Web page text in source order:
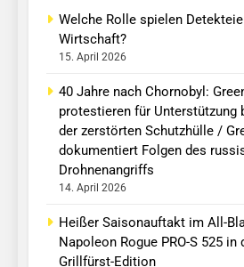
Welche Rolle spielen
Wirtschaft?
15. April 2026
40 Jahre nach Chornobyl:
protestieren für Unterstützung
der zerstörten Schutzhülle /
dokumentiert Folgen des
Drohnenangriffs
14. April 2026
Heißer Saisonauftakt im All-
Napoleon Rogue PRO-S 525 in
Grillfürst-Edition